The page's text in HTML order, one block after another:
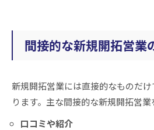
間接的な新規開拓営業
新規開拓営業には直接的なものだ
ります。主な間接的な新規開拓営業
口コミや紹介